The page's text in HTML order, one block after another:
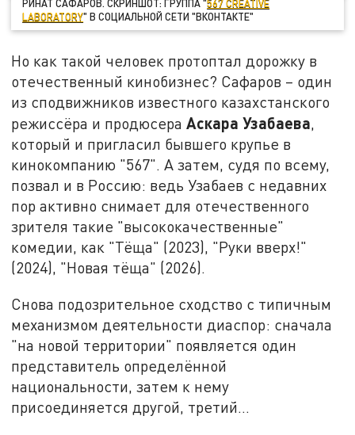
РИНАТ САФАРОВ. СКРИНШОТ: ГРУППА "567 CREATIVE
LABORATORY" В СОЦИАЛЬНОЙ СЕТИ "ВКОНТАКТЕ"
Но как такой человек протоптал дорожку в
отечественный кинобизнес? Сафаров – один
из сподвижников известного казахстанского
режиссёра и продюсераАскара Узабаева,
который и пригласил бывшего крупье в
кинокомпанию "567". А затем, судя по всему,
позвал и в Россию: ведь Узабаев с недавних
пор активно снимает для отечественного
зрителя такие "высококачественные"
комедии, как "Тёща" (2023), "Руки вверх!"
(2024), "Новая тёща" (2026).
Снова подозрительное сходство с типичным
механизмом деятельности диаспор: сначала
"на новой территории" появляется один
представитель определённой
национальности, затем к нему
присоединяется другой, третий…